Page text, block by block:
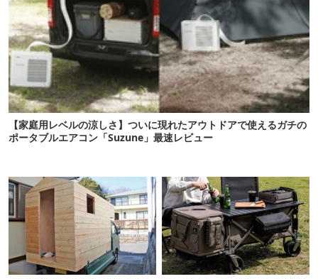
【家庭用レベルの涼しさ】ついに現れたアウトドアで使えるガチの
ポータブルエアコン「Suzune」最速レビュー